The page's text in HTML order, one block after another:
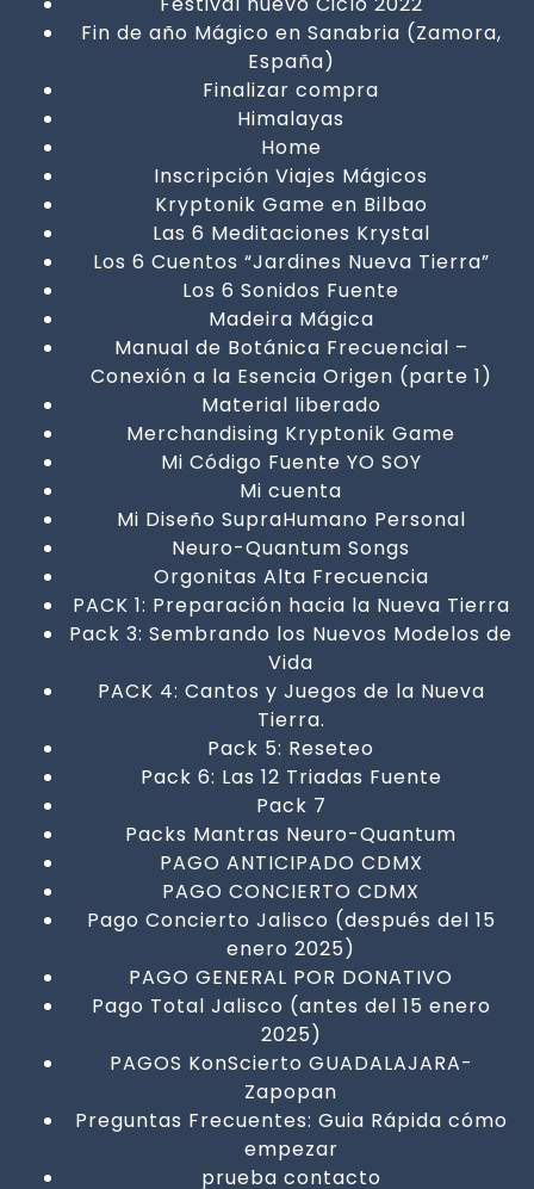
Fin de año Mágico en Sanabria (Zamora,
España)
Finalizar compra
Himalayas
Home
Inscripción Viajes Mágicos
Kryptonik Game en Bilbao
Las 6 Meditaciones Krystal
Los 6 Cuentos “Jardines Nueva Tierra”
Los 6 Sonidos Fuente
Madeira Mágica
Manual de Botánica Frecuencial –
Conexión a la Esencia Origen (parte 1)
Material liberado
Merchandising Kryptonik Game
Mi Código Fuente YO SOY
Mi cuenta
Mi Diseño SupraHumano Personal
Neuro-Quantum Songs
Orgonitas Alta Frecuencia
PACK 1: Preparación hacia la Nueva Tierra
Pack 3: Sembrando los Nuevos Modelos de
Vida
PACK 4: Cantos y Juegos de la Nueva
Tierra.
Pack 5: Reseteo
Pack 6: Las 12 Triadas Fuente
Pack 7
Packs Mantras Neuro-Quantum
PAGO ANTICIPADO CDMX
PAGO CONCIERTO CDMX
Pago Concierto Jalisco (después del 15
enero 2025)
PAGO GENERAL POR DONATIVO
Pago Total Jalisco (antes del 15 enero
2025)
PAGOS KonScierto GUADALAJARA-
Zapopan
Preguntas Frecuentes: Guia Rápida cómo
empezar
prueba contacto